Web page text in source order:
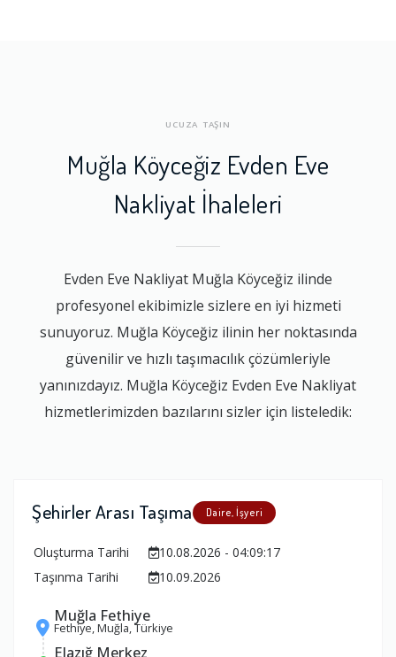
UCUZA TAŞIN
Muğla Köyceğiz Evden Eve
Nakliyat İhaleleri
Evden Eve Nakliyat Muğla Köyceğiz ilinde
profesyonel ekibimizle sizlere en iyi hizmeti
sunuyoruz. Muğla Köyceğiz ilinin her noktasında
güvenilir ve hızlı taşımacılık çözümleriyle
yanınızdayız. Muğla Köyceğiz Evden Eve Nakliyat
hizmetlerimizden bazılarını sizler için listeledik:
Şehirler Arası Taşıma Daire, İşyeri
Oluşturma Tarihi
10.08.2026 - 04:09:17
Taşınma Tarihi
10.09.2026
Muğla Fethiye
Fethiye, Muğla, Türkiye
Elazığ Merkez